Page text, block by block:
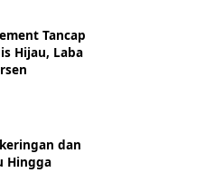
Tancap
Hijau, Laba
dan
Hingga